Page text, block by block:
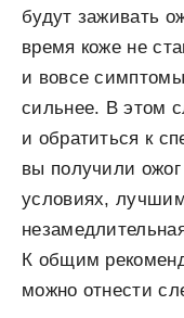
будут заживать
время коже не
и вовсе
сильнее. В этом
и обратиться к
вы получили
условиях,
К общим
можно отнести